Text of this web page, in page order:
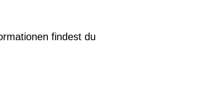
findest du